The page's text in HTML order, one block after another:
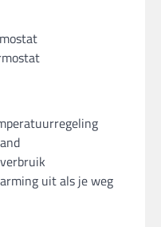
uit als je weg